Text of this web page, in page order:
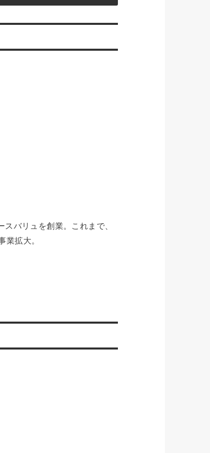
バリュを創業。これまで、
業拡大。